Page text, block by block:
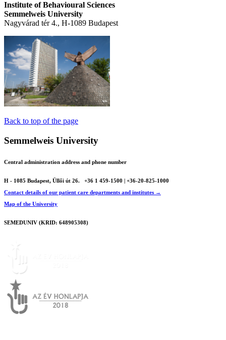
Institute of Behavioural Sciences
Semmelweis University
Nagyvárad tér 4., H-1089 Budapest
Back to top of the page
Semmelweis University
Central administration address and phone number
H - 1085 Budapest, Üllői út 26.
+36 1 459-1500 | +36-20-825-1000
Contact details of our patient care departments and institutes →
Map of the University
SEMEDUNIV (KRID: 648905308)